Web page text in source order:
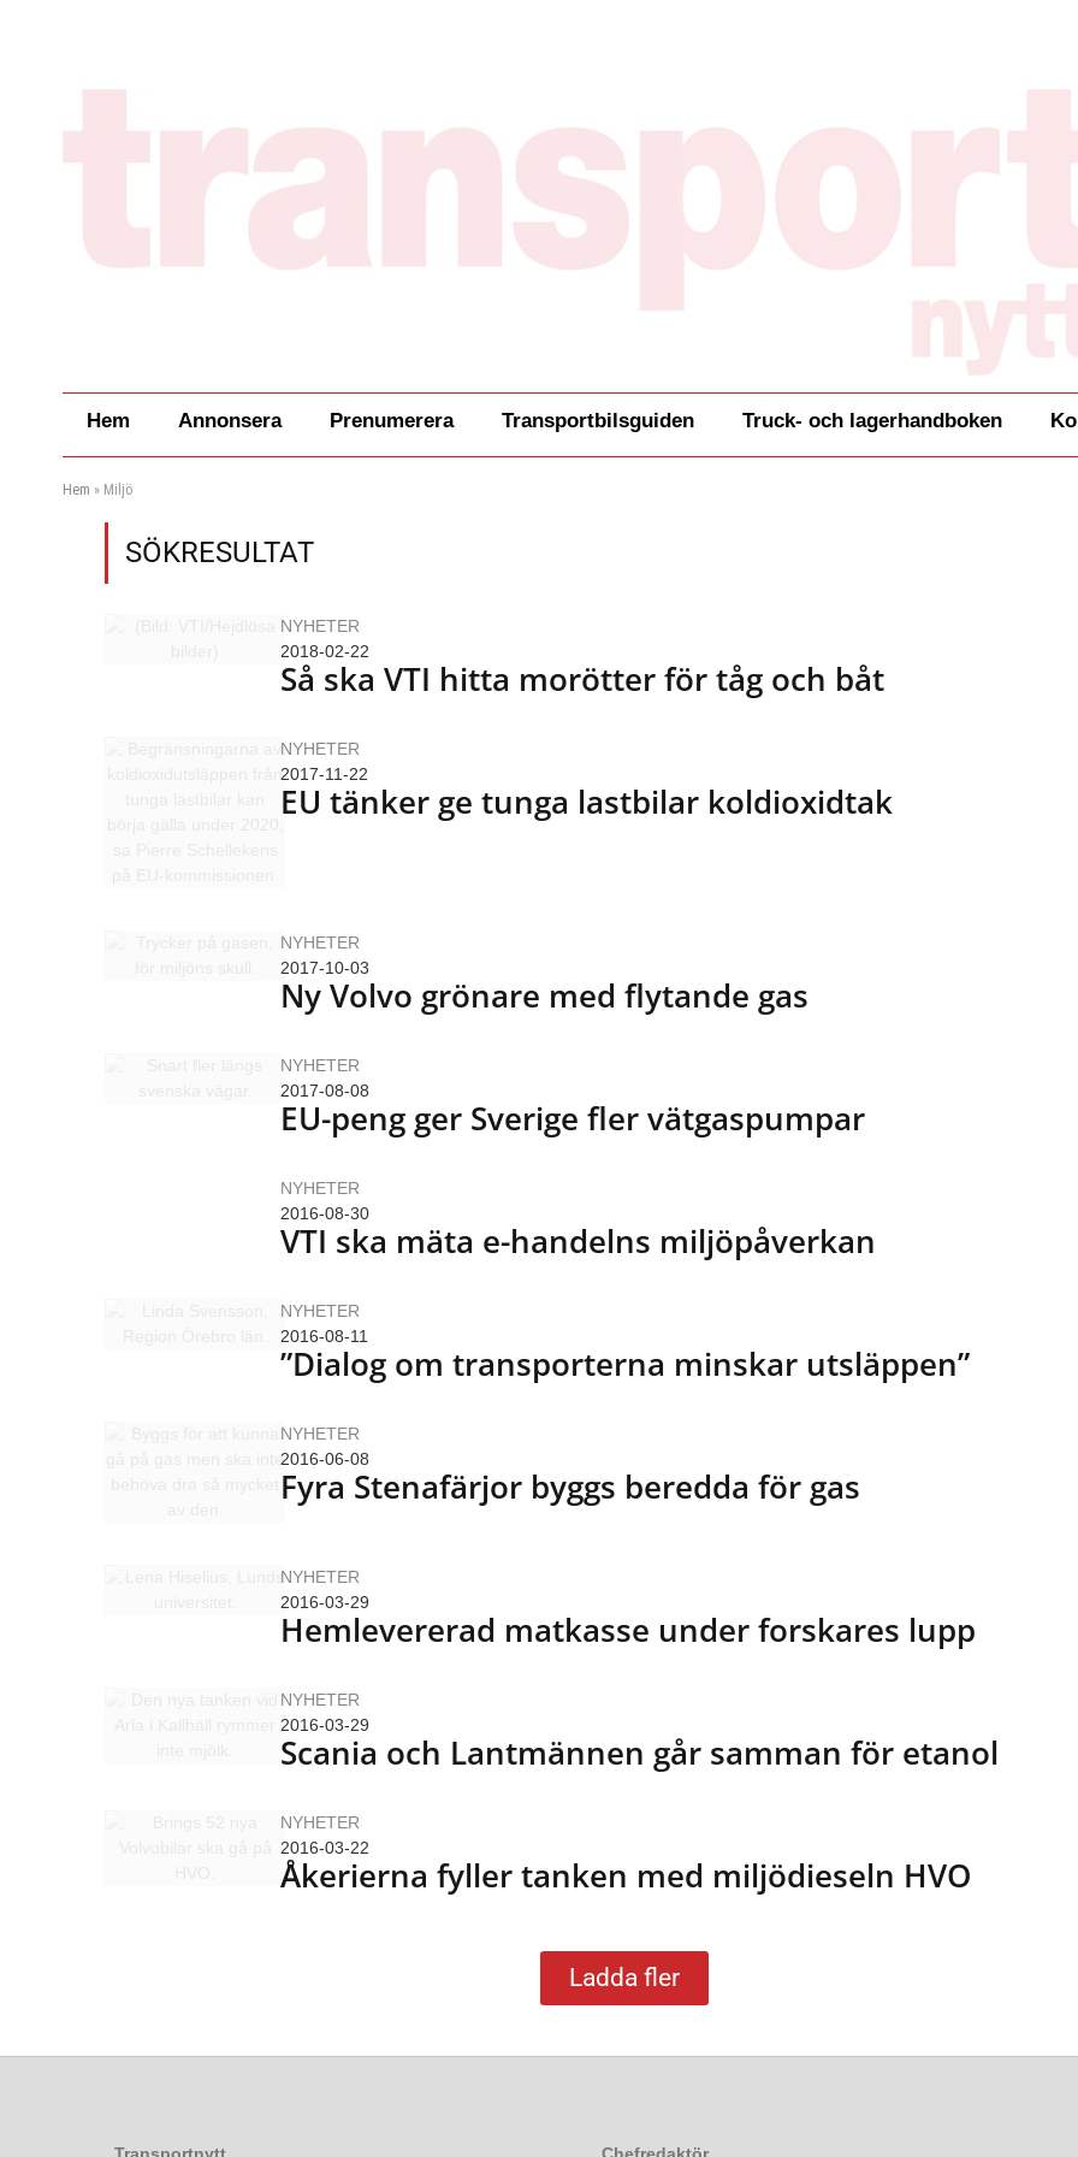
Hem Annonsera Prenumerera Transportbilsguiden Truck- och lagerhandboken
Hem » Miljö
SÖKRESULTAT
NYHETER
2018-02-22
Så ska VTI hitta morötter för tåg och båt
NYHETER
2017-11-22
EU tänker ge tunga lastbilar koldioxidtak
NYHETER
2017-10-03
Ny Volvo grönare med flytande gas
NYHETER
2017-08-08
EU-peng ger Sverige fler vätgaspumpar
NYHETER
2016-08-30
VTI ska mäta e-handelns miljöpåverkan
NYHETER
2016-08-11
”Dialog om transporterna minskar utsläppen”
NYHETER
2016-06-08
Fyra Stenafärjor byggs beredda för gas
NYHETER
2016-03-29
Hemlevererad matkasse under forskares lupp
NYHETER
2016-03-29
Scania och Lantmännen går samman för etanol
NYHETER
2016-03-22
Åkerierna fyller tanken med miljödieseln HVO
Ladda fler
Transportnytt Chefredaktör